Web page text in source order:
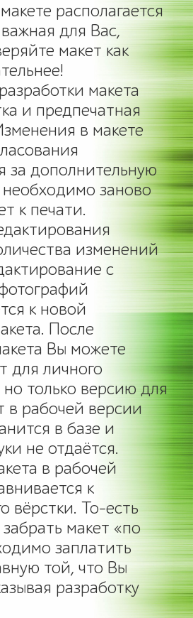
располагается
для Вас,
макет как
макета
и предпечатная
в макете
за дополнительную
необходимо заново
к печати.
изменений
с
к новой
После
Вы можете
для личного
но только версию для
в рабочей версии
в базе и
не отдаётся.
в рабочей
к
вёрстки. То-есть
макет «по
заплатить
той, что Вы
разработку